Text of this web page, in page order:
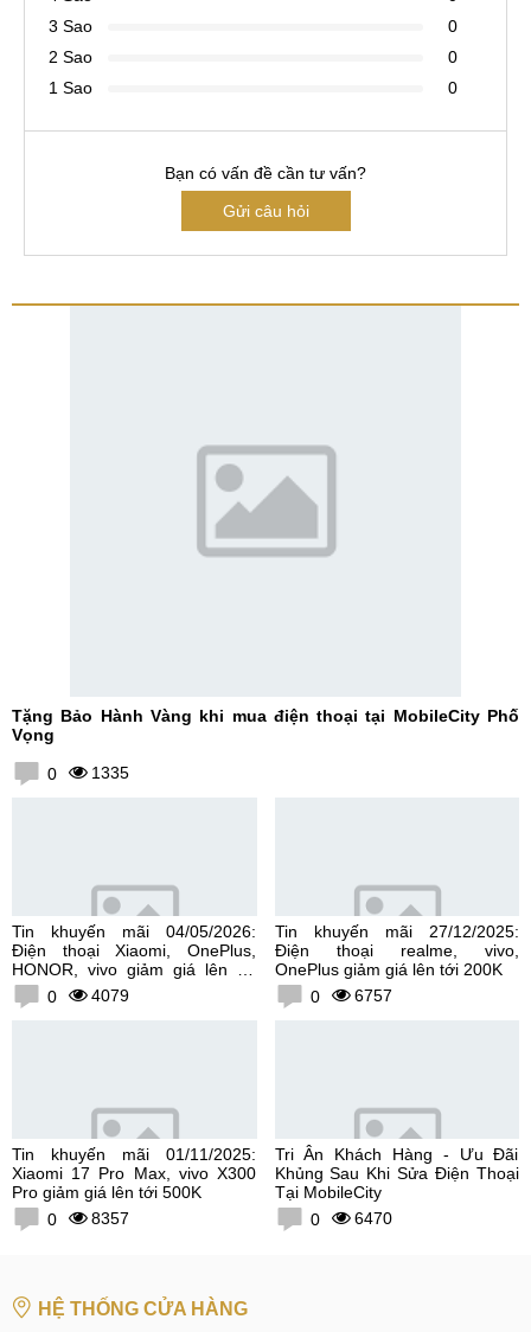
3 Sao
0
2 Sao
0
1 Sao
0
Bạn có vấn đề cần tư vấn?
Gửi câu hỏi
Tặng Bảo Hành Vàng khi mua điện thoại tại MobileCity Phố
Vọng
0 1335
Tin khuyến mãi 04/05/2026:
Điện thoại Xiaomi, OnePlus,
HONOR, vivo giảm giá lên tới
300K0 4079
Tin khuyến mãi 27/12/2025:
Điện thoại realme, vivo,
OnePlus giảm giá lên tới 200K
0
6757
Tin khuyến mãi 01/11/2025:
Xiaomi 17 Pro Max, vivo X300
Pro giảm giá lên tới 500K
0
8357
Tri Ân Khách Hàng - Ưu Đãi
Khủng Sau Khi Sửa Điện Thoại
Tại MobileCity
0
6470
HỆ THỐNG CỬA HÀNG